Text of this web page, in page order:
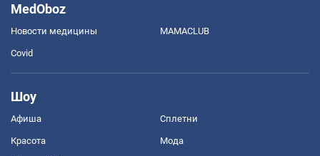
MedOboz
Новости медицины MAMACLUB
Covid
Шоу
Афиша Сплетни
Красота Мода